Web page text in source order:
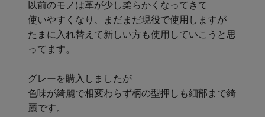
以前のモノは革が少し柔らかくなってきて
使いやすくなり、まだまだ現役で使用しますが
たまに入れ替えて新しい方も使用していこうと思
ってます。
グレーを購入しましたが
色味が綺麗で相変わらず柄の型押しも細部まで綺
麗です。